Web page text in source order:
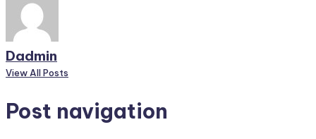
Dadmin
View All Posts
Post navigation